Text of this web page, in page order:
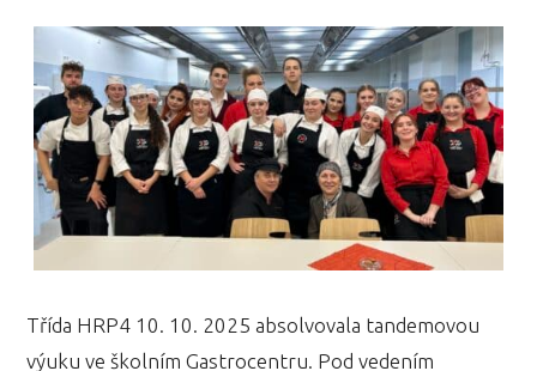
Třída HRP4 10. 10. 2025 absolvovala tandemovou
výuku ve školním Gastrocentru. Pod vedením